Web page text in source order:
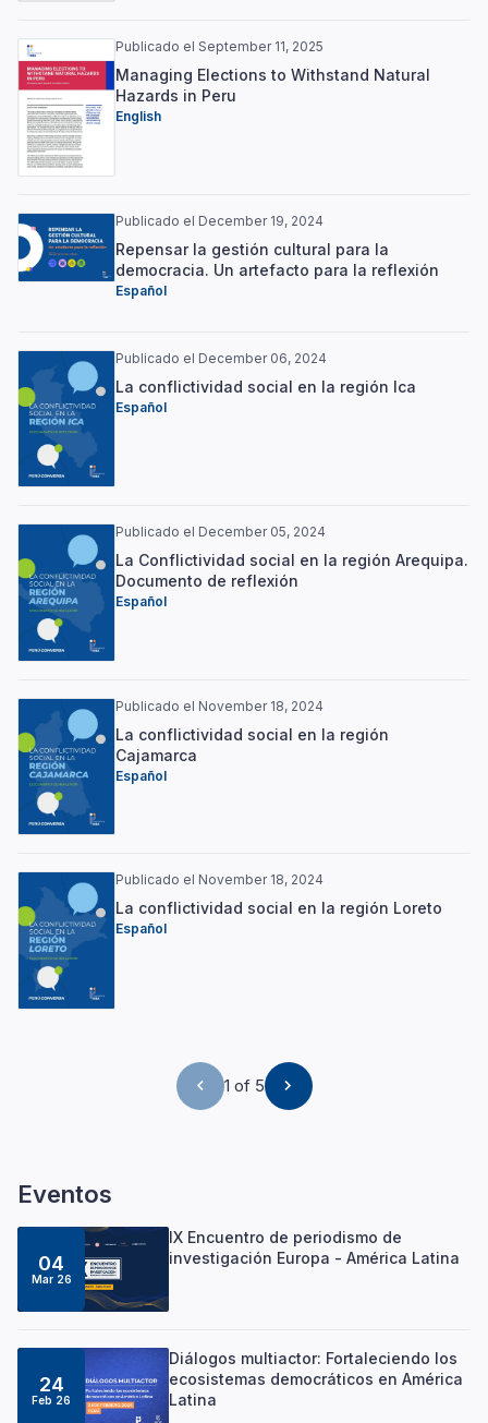
Publicado el September 11, 2025
Managing Elections to Withstand Natural
Hazards in Peru
English
Publicado el December 19, 2024
Repensar la gestión cultural para la
democracia. Un artefacto para la reflexión
Español
Publicado el December 06, 2024
La conflictividad social en la región Ica
Español
Publicado el December 05, 2024
La Conflictividad social en la región Arequipa.
Documento de reflexión
Español
Publicado el November 18, 2024
La conflictividad social en la región
Cajamarca
Español
Publicado el November 18, 2024
La conflictividad social en la región Loreto
Español
1 of 5
Eventos
04
Mar 26
IX Encuentro de periodismo de
investigación Europa - América Latina
24
Feb 26
Diálogos multiactor: Fortaleciendo los
ecosistemas democráticos en América
Latina